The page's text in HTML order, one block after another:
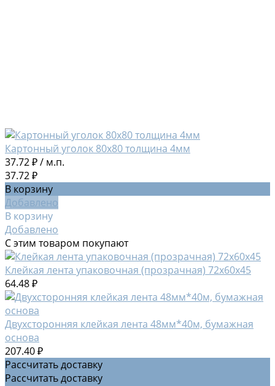
Картонный уголок 80х80 толщина 4мм
37.72 ₽/ м.п.
37.72 ₽
В корзину
Добавлено
В корзину
Добавлено
С этим товаром покупают
Клейкая лента упаковочная (прозрачная) 72х60х45
64.48 ₽
Двухсторонняя клейкая лента 48мм*40м, бумажная
основа
207.40 ₽
Рассчитать доставку
Рассчитать доставку